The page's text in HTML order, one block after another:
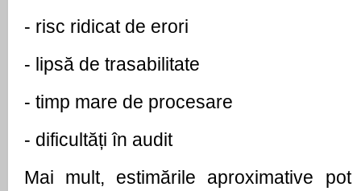
- risc ridicat de erori
- lipsă de trasabilitate
- timp mare de procesare
- dificultăți în audit
Mai mult, estimările aproximative